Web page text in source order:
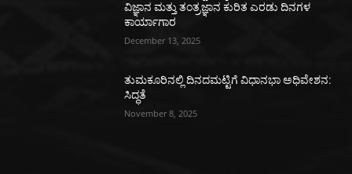
ವಿಜ್ಞಾನ ಮತ್ತು ತಂತ್ರಜ್ಞಾನ ಕುರಿತ ಎರಡು ದಿನಗಳ
ಕಾರ್ಯಾಗಾರ
December 13, 2025
ತುಮಕೂರಿನಲ್ಲಿ ದಿನದಮಟ್ಟಿಗೆ ವಿಧಾನಭಾ ಅಧಿವೇಶನ:
ಸಿದ್ಧತೆ
November 8, 2025